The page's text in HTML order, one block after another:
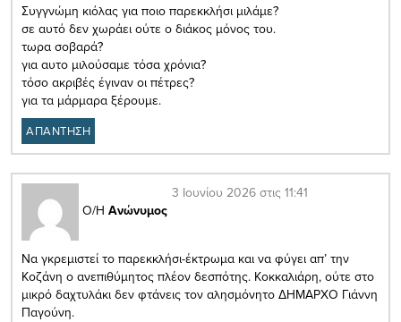
Συγγνώμη κιόλας για ποιο παρεκκλήσι μιλάμε?
σε αυτό δεν χωράει ούτε ο διάκος μόνος του.
τωρα σοβαρά?
για αυτο μιλούσαμε τόσα χρόνια?
τόσο ακριβές έγιναν οι πέτρες?
για τα μάρμαρα ξέρουμε.
ΑΠΑΝΤΗΣΗ
Ο/Η Ανώνυμος
3 Ιουνίου 2026 στις 11:41
Να γκρεμιστεί το παρεκκλήσι-έκτρωμα και να φύγει απ’ την
Κοζάνη ο ανεπιθύμητος πλέον δεσπότης. Κοκκαλιάρη, ούτε στο
μικρό δαχτυλάκι δεν φτάνεις τον αλησμόνητο ΔΗΜΑΡΧΟ Γιάννη
Παγούνη.